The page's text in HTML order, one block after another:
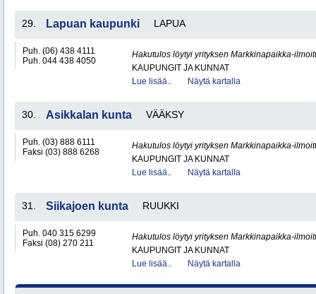
29. Lapuan kaupunki LAPUA
Puh. (06) 438 4111
Puh. 044 438 4050
Hakutulos löytyi yrityksen Markkinapaikka-
KAUPUNGIT JA KUNNAT
Lue lisää..
Näytä kartalla
30. Asikkalan kunta VÄÄKSY
Puh. (03) 888 6111
Faksi (03) 888 6268
Hakutulos löytyi yrityksen Markkinapaikka-
KAUPUNGIT JA KUNNAT
Lue lisää..
Näytä kartalla
31. Siikajoen kunta RUUKKI
Puh. 040 315 6299
Faksi (08) 270 211
Hakutulos löytyi yrityksen Markkinapaikka-
KAUPUNGIT JA KUNNAT
Lue lisää..
Näytä kartalla